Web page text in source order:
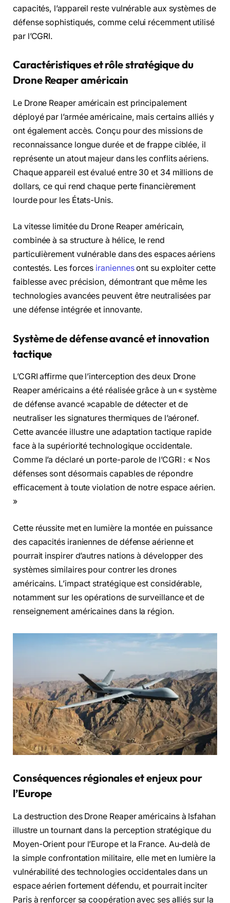
capacités, l’appareil reste vulnérable aux systèmes de
défense sophistiqués, comme celui récemment utilisé
par l’CGRI.
Caractéristiques et rôle stratégique du
Drone Reaper américain
Le Drone Reaper américain est principalement
déployé par l’armée américaine, mais certains alliés y
ont également accès. Conçu pour des missions de
reconnaissance longue durée et de frappe ciblée, il
représente un atout majeur dans les conflits aériens.
Chaque appareil est évalué entre 30 et 34 millions de
dollars, ce qui rend chaque perte financièrement
lourde pour les États-Unis.
La vitesse limitée du Drone Reaper américain,
combinée à sa structure à hélice, le rend
particulièrement vulnérable dans des espaces aériens
contestés. Les forces iraniennesont su exploiter cette
faiblesse avec précision, démontrant que même les
technologies avancées peuvent être neutralisées par
une défense intégrée et innovante.
Système de défense avancé et innovation
tactique
L’CGRI affirme que l’interception des deux Drone
Reaper américains a été réalisée grâce à un « système
de défense avancé »capable de détecter et de
neutraliser les signatures thermiques de l’aéronef.
Cette avancée illustre une adaptation tactique rapide
face à la supériorité technologique occidentale.
Comme l’a déclaré un porte-parole de l’CGRI : « Nos
défenses sont désormais capables de répondre
efficacement à toute violation de notre espace aérien.
»
Cette réussite met en lumière la montée en puissance
des capacités iraniennes de défense aérienne et
pourrait inspirer d’autres nations à développer des
systèmes similaires pour contrer les drones
américains. L’impact stratégique est considérable,
notamment sur les opérations de surveillance et de
renseignement américaines dans la région.
Conséquences régionales et enjeux pour
l’Europe
La destruction des Drone Reaper américains à Isfahan
illustre un tournant dans la perception stratégique du
Moyen-Orient pour l’Europe et la France. Au-delà de
la simple confrontation militaire, elle met en lumière la
vulnérabilité des technologies occidentales dans un
espace aérien fortement défendu, et pourrait inciter
Paris à renforcer sa coopération avec ses alliés sur la